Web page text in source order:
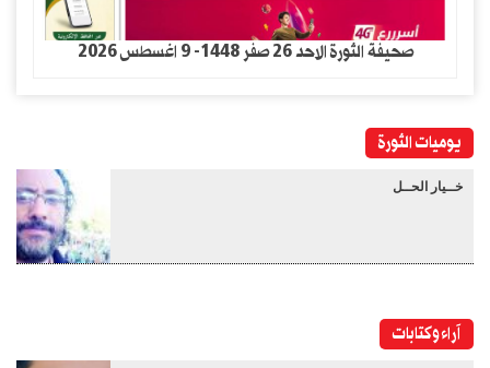
صحيفة الثورة الاحد 26 صفر 1448- 9 اغسطس 2026
يوميات الثورة
خــيار الحــل
آراء وكتابات